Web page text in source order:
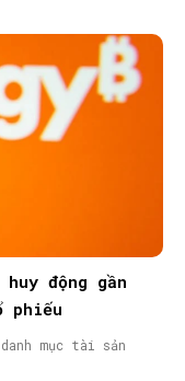
động gần
phiếu
mục tài sản